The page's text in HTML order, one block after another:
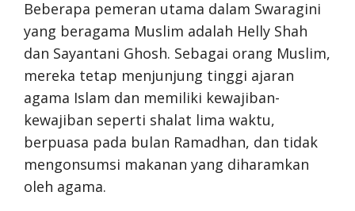
Beberapa pemeran utama dalam Swaragini
yang beragama Muslim adalah Helly Shah
dan Sayantani Ghosh. Sebagai orang Muslim,
mereka tetap menjunjung tinggi ajaran
agama Islam dan memiliki kewajiban-
kewajiban seperti shalat lima waktu,
berpuasa pada bulan Ramadhan, dan tidak
mengonsumsi makanan yang diharamkan
oleh agama.